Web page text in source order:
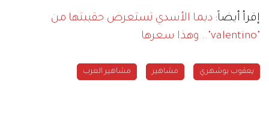
إقرأ أيضاً: ديما الأسدي تستعرض حقيبتها من
"valentino".. وهذا سعرها
يعقوب بوشهري مشاهير مشاهير العرب